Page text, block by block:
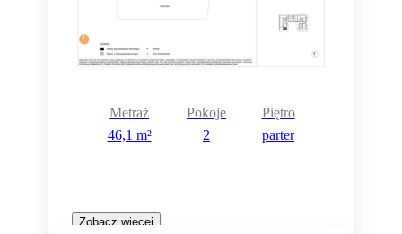
Metraż
46,1 m²
Pokoje
2
Piętro
parter
Zobacz więcej